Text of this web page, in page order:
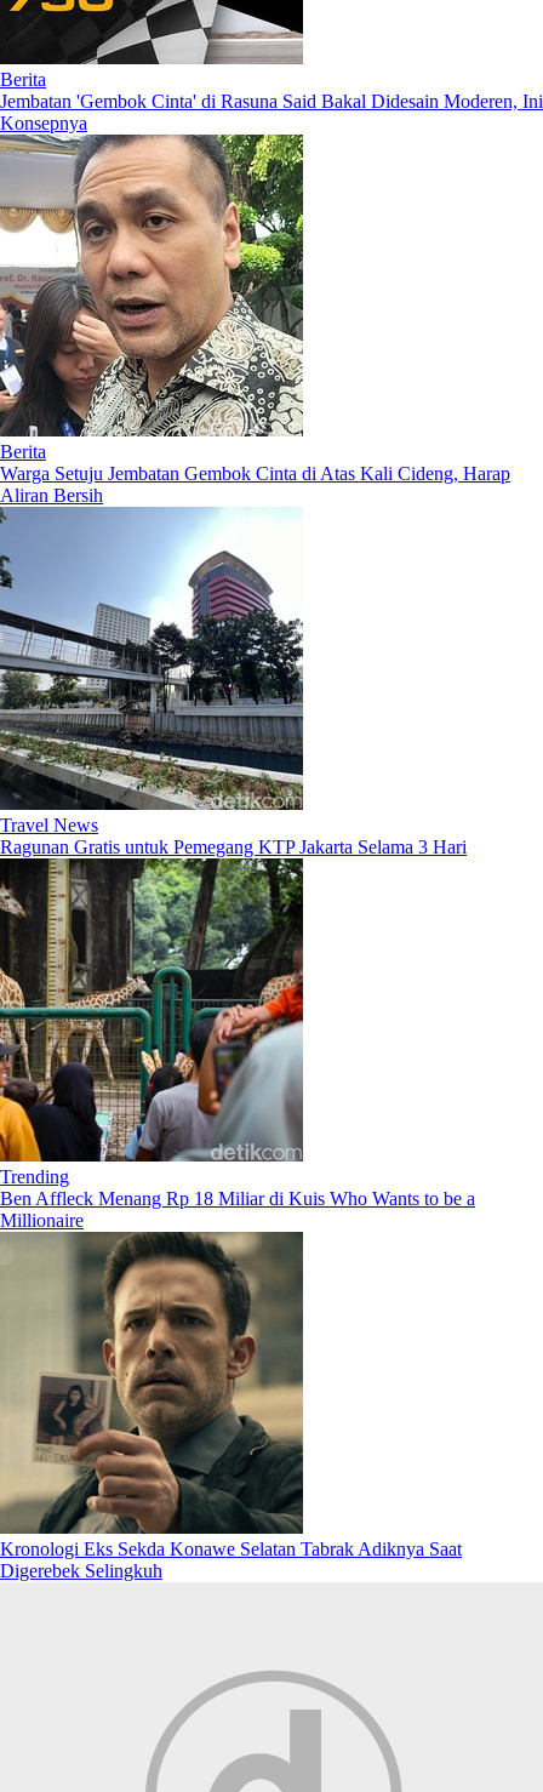
Berita
Jembatan 'Gembok Cinta' di Rasuna Said Bakal Didesain Moderen, Ini
Konsepnya
Berita
Warga Setuju Jembatan Gembok Cinta di Atas Kali Cideng, Harap
Aliran Bersih
Travel News
Ragunan Gratis untuk Pemegang KTP Jakarta Selama 3 Hari
Trending
Ben Affleck Menang Rp 18 Miliar di Kuis Who Wants to be a
Millionaire
Kronologi Eks Sekda Konawe Selatan Tabrak Adiknya Saat
Digerebek Selingkuh